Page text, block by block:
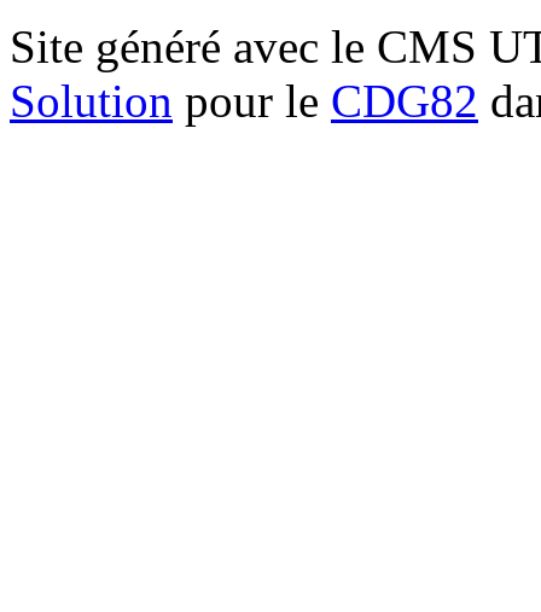
Site généré avec le CMS
Solution pour le CDG82